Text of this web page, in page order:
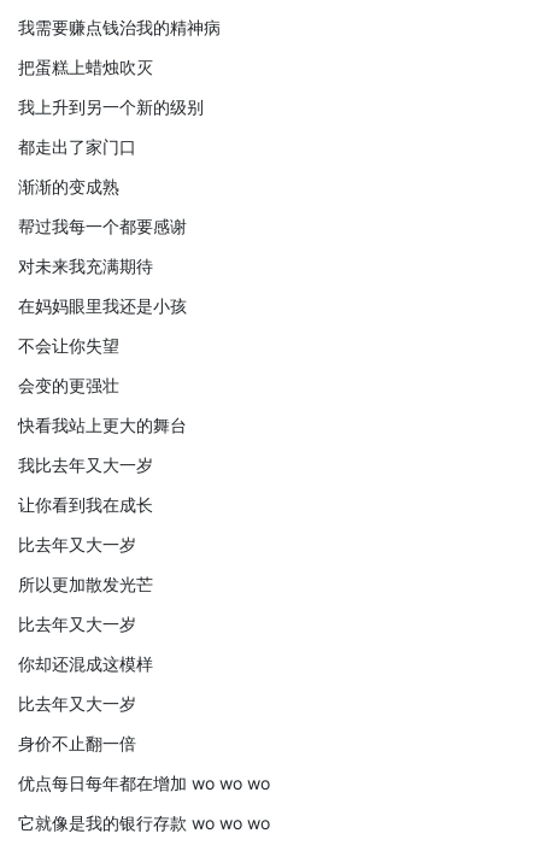
我需要赚点钱治我的精神病
把蛋糕上蜡烛吹灭
我上升到另一个新的级别
都走出了家门口
渐渐的变成熟
帮过我每一个都要感谢
对未来我充满期待
在妈妈眼里我还是小孩
不会让你失望
会变的更强壮
快看我站上更大的舞台
我比去年又大一岁
让你看到我在成长
比去年又大一岁
所以更加散发光芒
比去年又大一岁
你却还混成这模样
比去年又大一岁
身价不止翻一倍
优点每日每年都在增加 wo wo wo
它就像是我的银行存款 wo wo wo